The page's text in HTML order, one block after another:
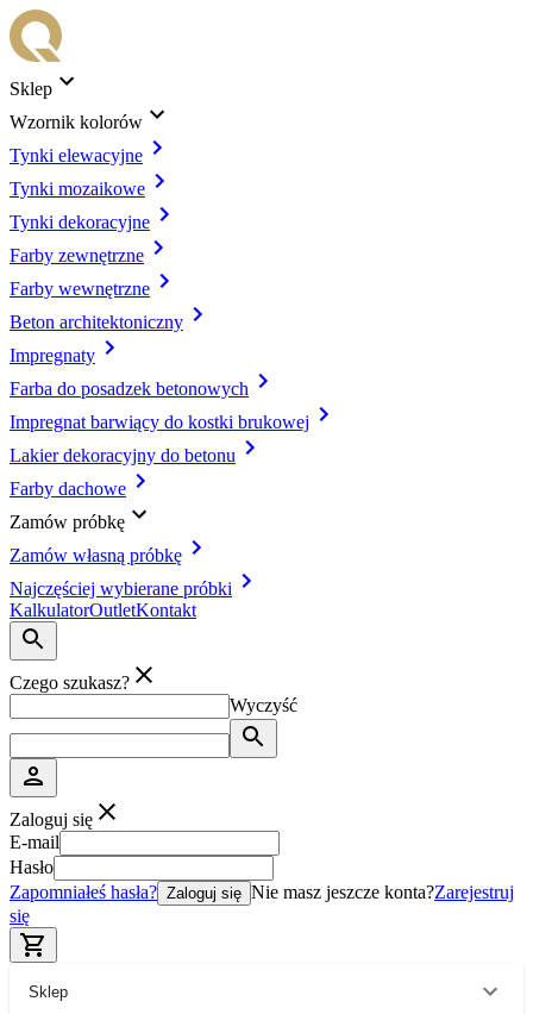
Sklep
Wzornik kolorów
Tynki elewacyjne
Tynki mozaikowe
Tynki dekoracyjne
Farby zewnętrzne
Farby wewnętrzne
Beton architektoniczny
Impregnaty
Farba do posadzek betonowych
Impregnat barwiący do kostki brukowej
Lakier dekoracyjny do betonu
Farby dachowe
Zamów próbkę
Zamów własną próbkę
Najczęściej wybierane próbki
KalkulatorOutletKontakt
Czego szukasz?
Wyczyść
Zaloguj się
E-mail
Hasło
Zapomniałeś hasła? Zaloguj się Nie masz jeszcze konta?Zarejestruj
się
Sklep